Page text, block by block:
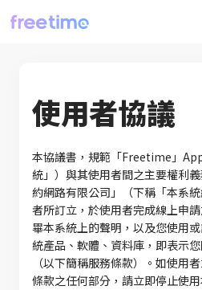
使用者協議
本協議書，規範「Freetime」
統」）與其使用者間之主要權利
約網路有限公司」（下稱「本系
者所訂立，於使用者完成線上申
畢本系統上的聲明，以及您使用
統產品、軟體、資料庫，即表示
（以下簡稱服務條款）。如使用
條款之任何部分，請立即停止使用